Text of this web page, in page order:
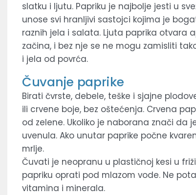
slatku i ljutu. Papriku je najbolje jesti u
unose svi hranljivi sastojci kojima je
raznih jela i salata. Ljuta paprika otvara
začina, i bez nje se ne mogu zamisliti
i jela od povrća.
Čuvanje paprike
Birati čvrste, debele, teške i sjajne
ili crvene boje, bez oštećenja. Crvena
od zelene. Ukoliko je naborana znači da
uvenula. Ako unutar paprike počne
mrlje.
Čuvati je neopranu u plastičnoj kesi u
papriku oprati pod mlazom vode. Ne
vitamina i minerala.